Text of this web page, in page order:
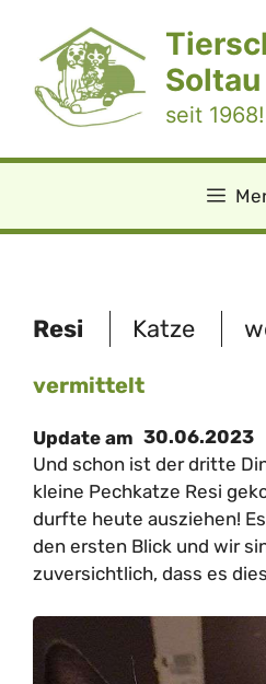
springen
Soltau
seit 1968!
Resi Katze
vermittelt
Update am 30.06.2023
Und schon ist der dritte
kleine Pechkatze Resi
durfte heute ausziehen!
den ersten Blick und wir
zuversichtlich, dass es